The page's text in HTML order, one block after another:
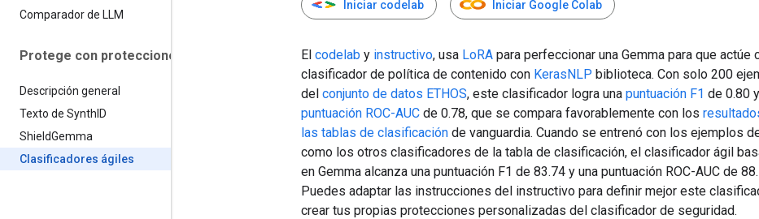
Comparador de LLM
Protege con protecciones
Descripción general
Texto de SynthID
ShieldGemma
Clasificadores ágiles
Iniciar codelab Iniciar Google Colab
El codelab y instructivo, usa LoRA para perfeccionar una Gemma para que actúe
clasificador de política de contenido con KerasNLP biblioteca. Con solo 200
del conjunto de datos ETHOS, este clasificador logra una puntuación F1 de 0.80
puntuación ROC-AUC de 0.78, que se compara favorablemente con los
las tablas de clasificación de vanguardia. Cuando se entrenó con los ejemplos
como los otros clasificadores de la tabla de clasificación, el clasificador ágil
en Gemma alcanza una puntuación F1 de 83.74 y una puntuación ROC-AUC de
Puedes adaptar las instrucciones del instructivo para definir mejor este
crear tus propias protecciones personalizadas del clasificador de seguridad.